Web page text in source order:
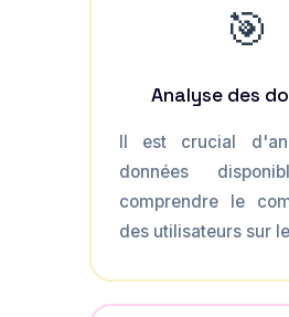
🎯
Analyse des
Il est crucial
données
comprendre le
des utilisateurs sur